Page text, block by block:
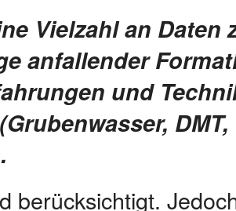
Vielzahl an
anfallender
und
berücksichtigt.